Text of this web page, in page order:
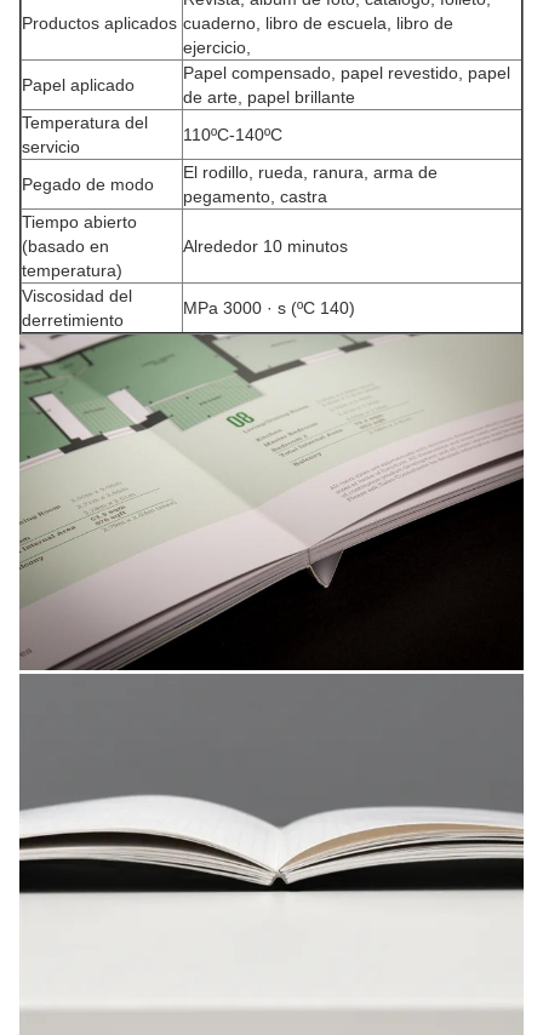
Productos aplicados cuaderno, libro de escuela, libro de
ejercicio,
Papel aplicado
Papel compensado, papel revestido, papel
de arte, papel brillante
Temperatura del
servicio
110ºC-140ºC
Pegado de modo
El rodillo, rueda, ranura, arma de
pegamento, castra
Tiempo abierto
(basado en
temperatura)
Alrededor 10 minutos
Viscosidad del
derretimiento
MPa 3000 · s (ºC 140)